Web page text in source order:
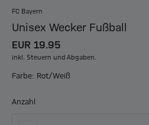
FC Bayern
Unisex Wecker Fußball
EUR 19.95
inkl. Steuern und Abgaben.
Farbe: Rot/Weiß
Anzahl